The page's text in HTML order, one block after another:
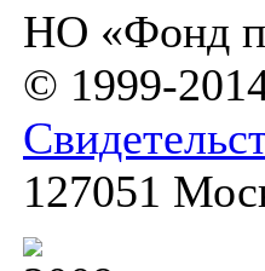
НО «Фонд
© 1999-
127051